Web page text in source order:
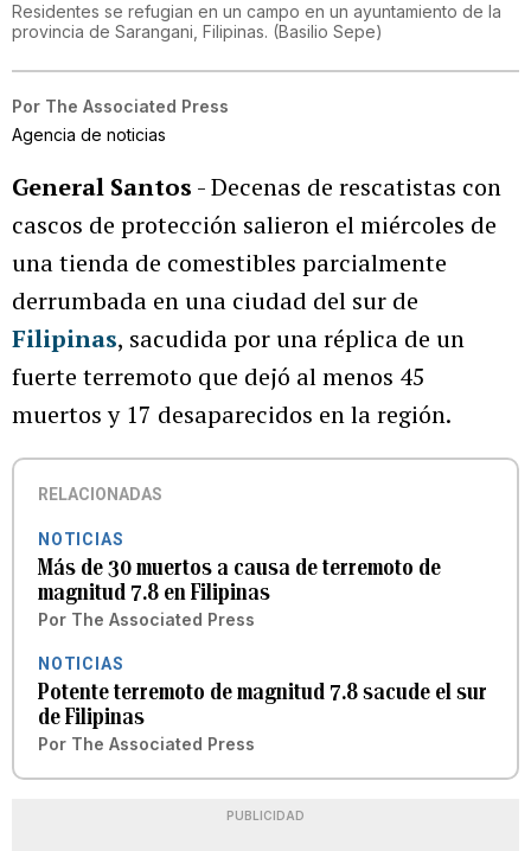
Residentes se refugian en un campo en un ayuntamiento de la
provincia de Sarangani, Filipinas. (Basilio Sepe)
Por The Associated Press
Agencia de noticias
General Santos - Decenas de rescatistas con
cascos de protección salieron el miércoles de
una tienda de comestibles parcialmente
derrumbada en una ciudad del sur de
Filipinas, sacudida por una réplica de un
fuerte terremoto que dejó al menos 45
muertos y 17 desaparecidos en la región.
RELACIONADAS
NOTICIAS
Más de 30 muertos a causa de terremoto de
magnitud 7.8 en Filipinas
Por The Associated Press
NOTICIAS
Potente terremoto de magnitud 7.8 sacude el sur
de Filipinas
Por The Associated Press
PUBLICIDAD